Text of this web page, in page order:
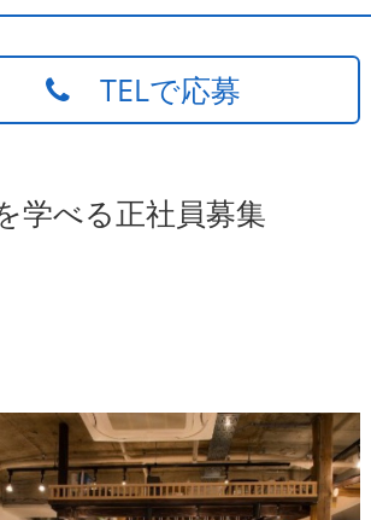
TELで応募
学べる正社員募集